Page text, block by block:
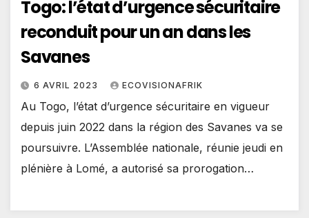
Togo: l’état d’urgence sécuritaire
reconduit pour un an dans les
Savanes
6 AVRIL 2023 ECOVISIONAFRIK
Au Togo, l’état d’urgence sécuritaire en vigueur
depuis juin 2022 dans la région des Savanes va se
poursuivre. L’Assemblée nationale, réunie jeudi en
plénière à Lomé, a autorisé sa prorogation…